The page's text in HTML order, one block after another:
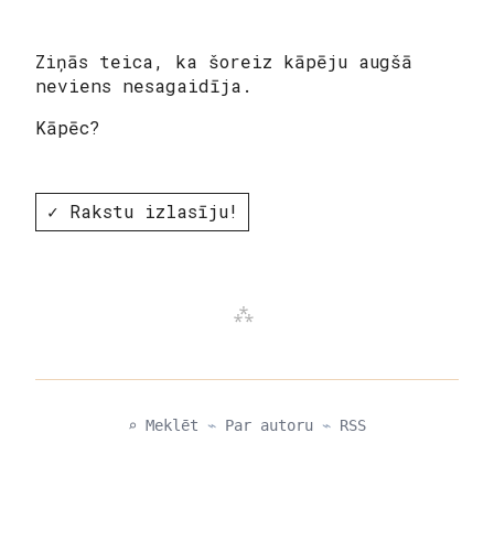
Ziņās teica, ka šoreiz kāpēju augšā
neviens nesagaidīja.
Kāpēc?
✓ Rakstu izlasīju!
⌕ Meklēt ⌁ Par autoru ⌁ RSS